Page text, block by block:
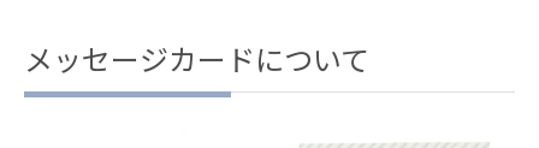
メッセージカードについて